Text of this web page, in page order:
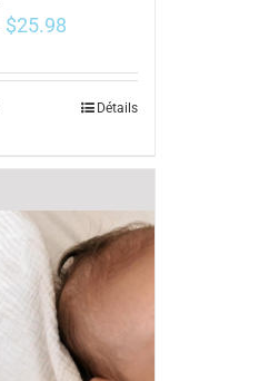
$25.98
Détails